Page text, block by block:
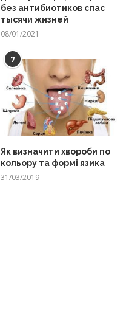
без антибиотиков спас
тысячи жизней
08/01/2021
7
Як визначити хвороби по
кольору та формі язика
31/03/2019